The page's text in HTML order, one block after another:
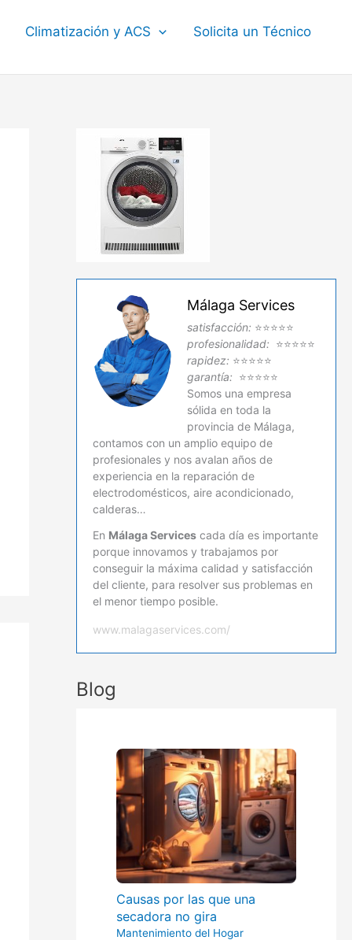
Climatización y ACS Solicita un Técnico
Málaga Services
satisfacción: ⭐⭐⭐⭐⭐
profesionalidad: ⭐⭐⭐⭐⭐
rapidez: ⭐⭐⭐⭐⭐
garantía: ⭐⭐⭐⭐⭐
Somos una empresa
sólida en toda la
provincia de Málaga,
contamos con un amplio equipo de
profesionales y nos avalan años de
experiencia en la reparación de
electrodomésticos, aire acondicionado,
calderas…
En Málaga Servicescada día es importante
porque innovamos y trabajamos por
conseguir la máxima calidad y satisfacción
del cliente, para resolver sus problemas en
el menor tiempo posible.
www.malagaservices.com/
Blog
Causas por las que una
secadora no gira
Mantenimiento del Hogar